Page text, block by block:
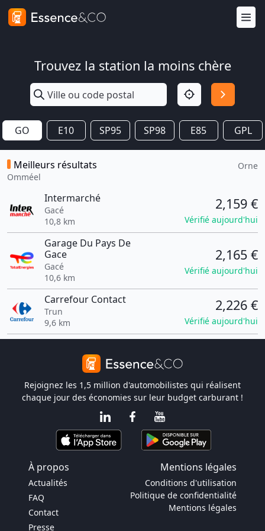
Trouvez la station la moins chère
GO E10 SP95 SP98 E85 GPL
Meilleurs résultats
Omméel
Orne
Intermarché
Gacé
10,8 km
2,159 €
Vérifié aujourd'hui
Garage Du Pays De
Gace
Gacé
10,6 km
2,165 €
Vérifié aujourd'hui
Carrefour Contact
Trun
9,6 km
2,226 €
Vérifié aujourd'hui
Rejoignez les 1,5 million d'automobilistes qui réalisent
chaque jour des économies sur leur budget carburant !
À propos Mentions légales
Actualités
FAQ
Contact
Presse
Conditions d'utilisation
Politique de confidentialité
Mentions légales